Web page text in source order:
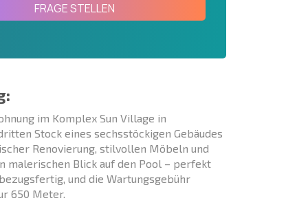
FRAGE STELLEN
im Komplex Sun Village in
Stock eines sechsstöckigen Gebäudes
Renovierung, stilvollen Möbeln und
malerischen Blick auf den Pool – perfekt
und die Wartungsgebühr
650 Meter.